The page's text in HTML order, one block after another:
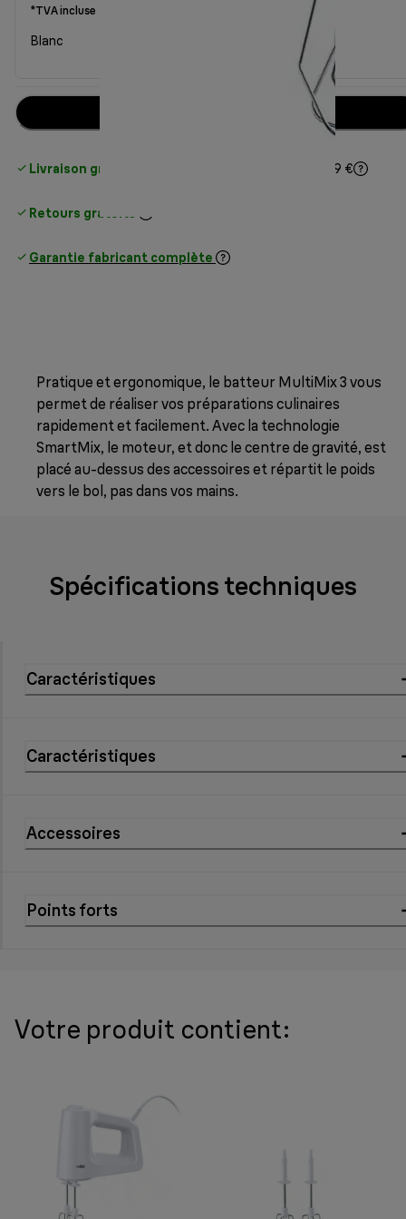
*TVA incluse
Blanc
Livraison gratuite standard standard à partir de 49 €
Retours gratuits
Garantie fabricant complète
Pratique et ergonomique, le batteur MultiMix 3 vous
permet de réaliser vos préparations culinaires
rapidement et facilement. Avec la technologie
SmartMix, le moteur, et donc le centre de gravité, est
placé au-dessus des accessoires et répartit le poids
vers le bol, pas dans vos mains.
Spécifications techniques
Caractéristiques
Caractéristiques
Accessoires
Points forts
Votre produit contient: